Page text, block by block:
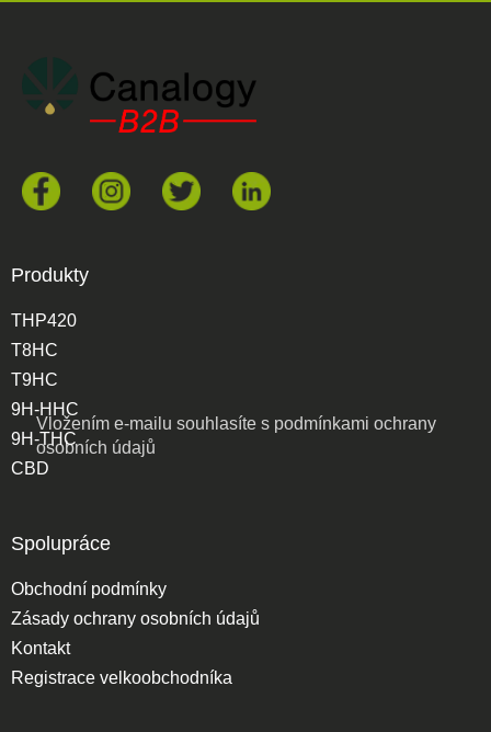
Vložením e-mailu souhlasíte s podmínkami ochrany
osobních údajů
Produkty
THP420
T8HC
T9HC
9H-HHC
9H-THC
CBD
Spolupráce
Obchodní podmínky
Zásady ochrany osobních údajů
Kontakt
Registrace velkoobchodníka